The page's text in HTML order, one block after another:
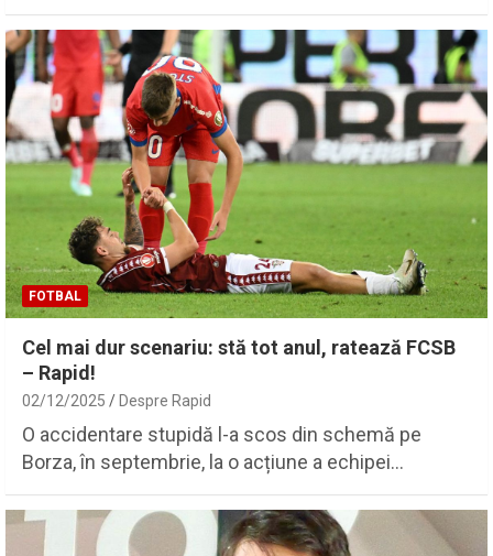
FOTBAL
Cel mai dur scenariu: stă tot anul, ratează FCSB
– Rapid!
02/12/2025 Despre Rapid
O accidentare stupidă l-a scos din schemă pe
Borza, în septembrie, la o acțiune a echipei…